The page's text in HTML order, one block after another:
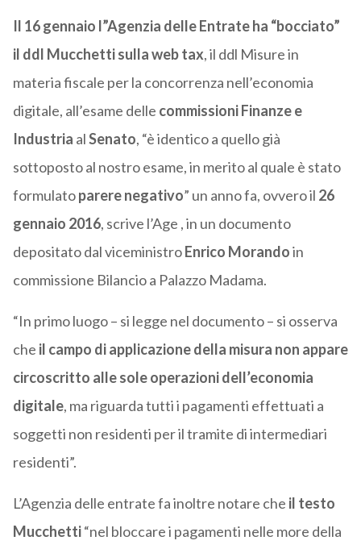
Il 16 gennaio l”Agenzia delle Entrate ha “bocciato”
il ddl Mucchetti sulla web tax, il ddl Misure in
materia fiscale per la concorrenza nell’economia
digitale, all’esame delle commissioni Finanze e
Industria alSenato, “è identico a quello già
sottoposto al nostro esame, in merito al quale è stato
formulatoparere negativo” un anno fa, ovvero il 26
gennaio 2016, scrive l’Age , in un documento
depositato dal viceministroEnrico Morandoin
commissione Bilancio a Palazzo Madama.
“In primo luogo – si legge nel documento – si osserva
che il campo di applicazione della misura non appare
circoscritto alle sole operazioni dell’economia
digitale, ma riguarda tutti i pagamenti effettuati a
soggetti non residenti per il tramite di intermediari
residenti”.
L’Agenzia delle entrate fa inoltre notare che il testo
Mucchetti“nel bloccare i pagamenti nelle more della